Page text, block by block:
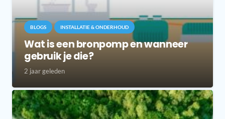
BLOGS INSTALLATIE & ONDERHOUD
Wat is een bronpomp en wanneer
gebruik je die?
2 jaar geleden